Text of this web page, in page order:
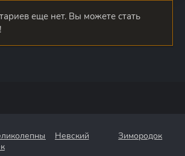
еще нет. Вы можете стать
Невский Зимородок